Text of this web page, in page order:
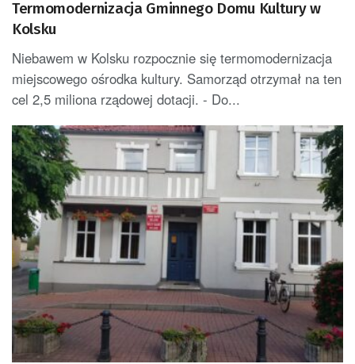
Termomodernizacja Gminnego Domu Kultury w
Kolsku
Niebawem w Kolsku rozpocznie się termomodernizacja
miejscowego ośrodka kultury. Samorząd otrzymał na ten
cel 2,5 miliona rządowej dotacji. - Do...